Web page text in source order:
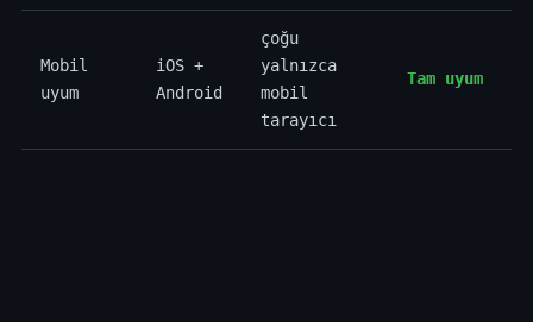
Mobil
uyum
iOS +
Android
çoğu
yalnızca
mobil
tarayıcı
Tam uyum